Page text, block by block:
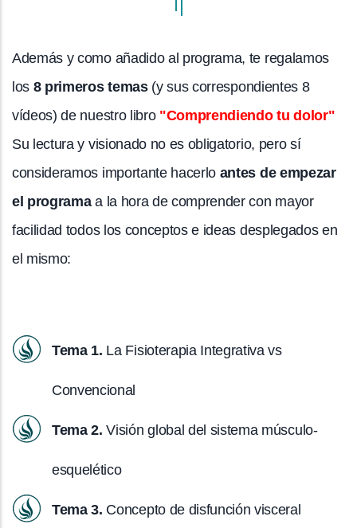
Además y como añadido al programa, te regalamos
los 8 primeros temas(y sus correspondientes 8
vídeos) de nuestro libro "Comprendiendo tu dolor"
Su lectura y visionado no es obligatorio, pero sí
consideramos importante hacerlo antes de empezar
el programaa la hora de comprender con mayor
facilidad todos los conceptos e ideas desplegados en
el mismo:
Tema 1. La Fisioterapia Integrativa vs
Convencional
Tema 2. Visión global del sistema músculo-
esquelético
Tema 3. Concepto de disfunción visceral